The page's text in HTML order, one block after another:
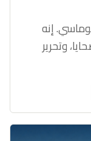
إنه
وتحرير